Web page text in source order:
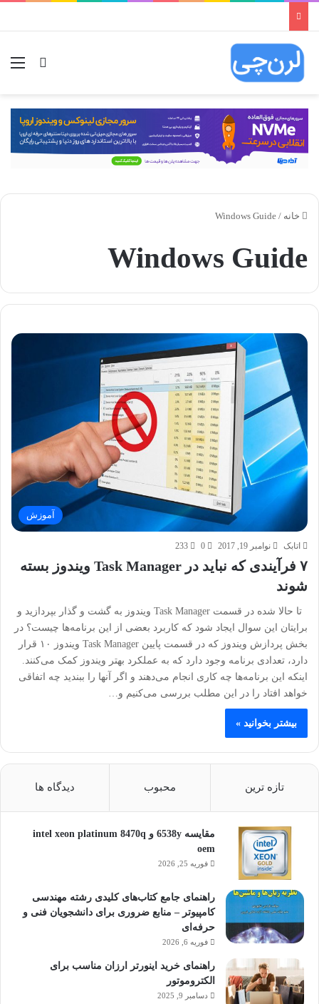
ورود
خانه /
Windows Guide
Windows Guide
آموزش
اتابک نوامبر 19, 2017 0
233
۷ فرآیندی که نباید در Task Manager ویندوز بسته
شوند
تا حالا شده در قسمت Task Manager ویندوز به گشت و گذار بپردازید و
برایتان این سوال ایجاد شود که کاربرد بعضی از این برنامه‌ها چیست؟ در
بخش پردازش ویندوز که در قسمت پایین Task Manager ویندوز ۱۰ قرار
دارد، تعدادی برنامه وجود دارد که به عملکرد بهتر ویندوز کمک می‌کنند.
اینکه این برنامه‌ها چه کاری انجام می‌دهند و اگر آنها را ببندید چه اتفاقی
خواهد افتاد را در این مطلب بررسی می‌کنیم و…
بیشتر بخوانید »
تازه ترین محبوب دیدگاه ها
مقایسه 6538y و intel xeon platinum 8470q
oem
فوریه 25, 2026
راهنمای جامع کتاب‌های کلیدی رشته مهندسی
کامپیوتر – منابع ضروری برای دانشجویان فنی و
حرفه‌ای
فوریه 6, 2026
راهنمای خرید اینورتر ارزان مناسب برای
الکتروموتور
دسامبر 9, 2025